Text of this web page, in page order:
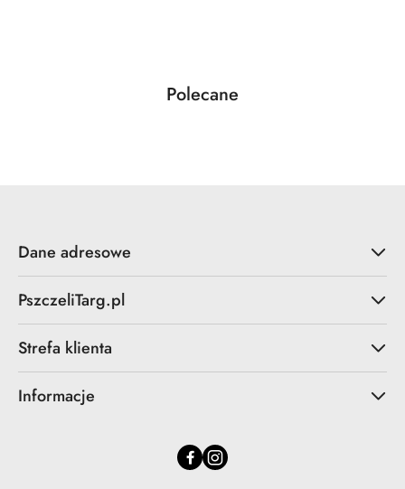
Pomiń karuzelę produktów
Produkty
Polecane
Dane adresowe
PszczeliTarg.pl
Strefa klienta
Informacje